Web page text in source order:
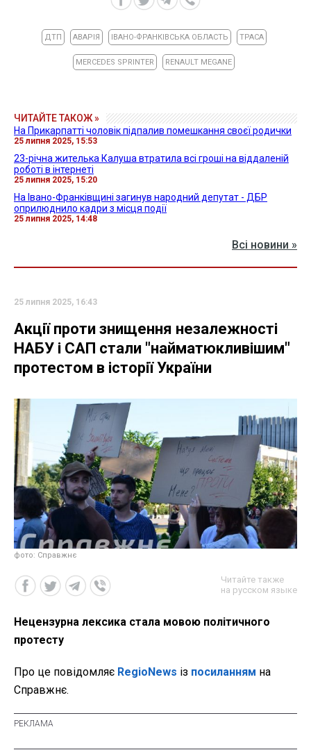
ДТП АВАРІЯ ІВАНО-ФРАНКІВСЬКА ОБЛАСТЬ ТРАСА
MERCEDES SPRINTER RENAULT MEGANE
ЧИТАЙТЕ ТАКОЖ »
На Прикарпатті чоловік підпалив помешкання своєї родички
25 липня 2025, 15:53
23-річна жителька Калуша втратила всі гроші на віддаленій
роботі в інтернеті
25 липня 2025, 15:20
На Івано-Франківщині загинув народний депутат - ДБР
оприлюднило кадри з місця події
25 липня 2025, 14:48
Всі новини »
25 липня 2025, 16:43
Акції проти знищення незалежності
НАБУ і САП стали "найматюкливішим"
протестом в історії України
фото: Справжнє
Читайте также
на русском языке
Нецензурна лексика стала мовою політичного
протесту
Про це повідомляє RegioNews із посиланням на
Справжнє.